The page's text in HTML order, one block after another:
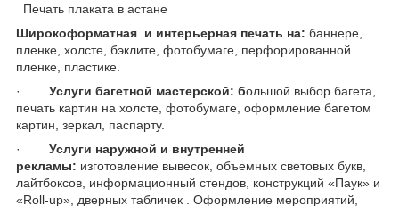
Печать плаката в астане
Широкоформатная и интерьерная печать на: баннере,
пленке, холсте, бэклите, фотобумаге, перфорированной
пленке, пластике.
· Услуги багетной мастерской: большой выбор багета,
печать картин на холсте, фотобумаге, оформление багетом
картин, зеркал, паспарту.
· Услуги наружной и внутренней
рекламы: изготовление вывесок, объемных световых букв,
лайтбоксов, информационный стендов, конструкций «Паук» и
«Roll-up», дверных табличек . Оформление мероприятий,